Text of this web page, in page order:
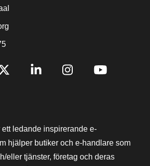
ledande inspirerande e-
hjälper butiker och e-handlare som
eller tjänster, företag och deras